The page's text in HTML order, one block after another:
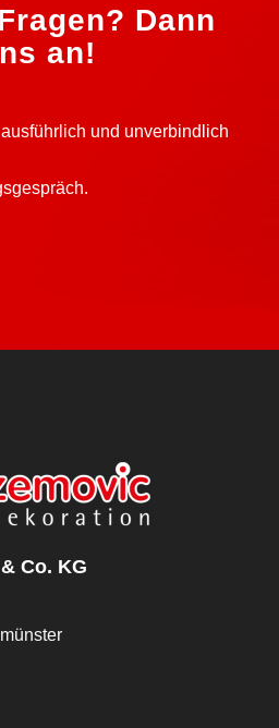
Dann
an!
und unverbindlich
Co. KG